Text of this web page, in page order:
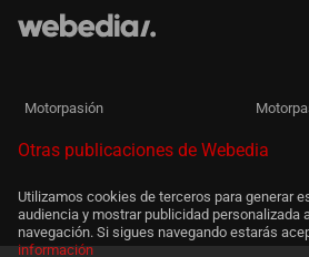
Motorpasión
Otras publicaciones de Webedia
Utilizamos cookies de terceros para generar
audiencia y mostrar publicidad personalizada
navegación. Si sigues navegando estarás
información